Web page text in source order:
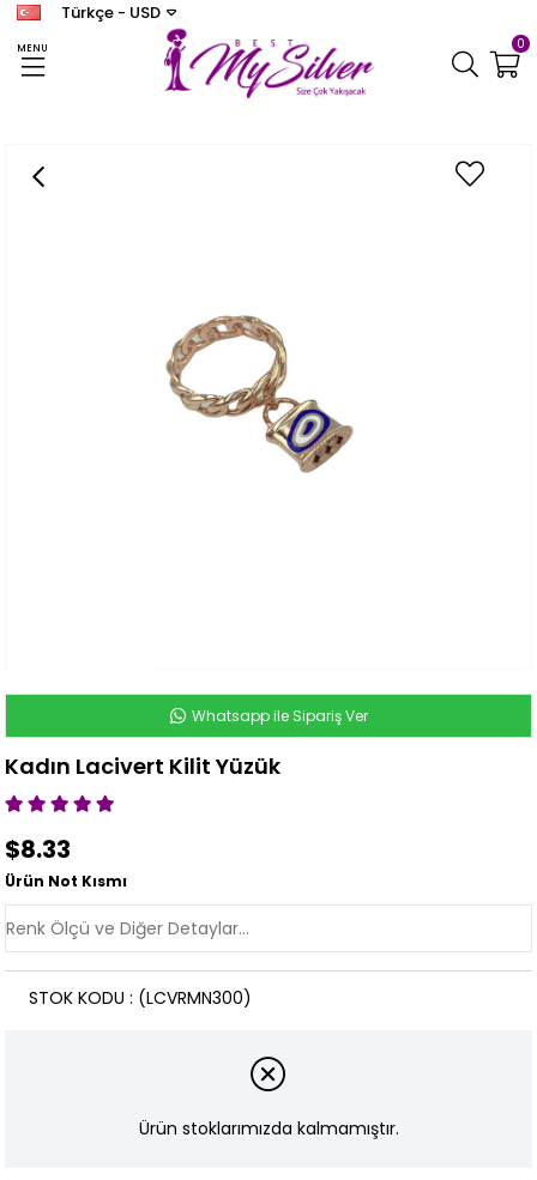
MENU
Türkçe - USD
0
Kadın Lacivert Kilit Yüzük
Whatsapp ile Sipariş Ver
Kadın Lacivert Kilit Yüzük
$8.33
Ürün Not Kısmı
(LCVRMN300)
STOK KODU
Ürün stoklarımızda kalmamıştır.